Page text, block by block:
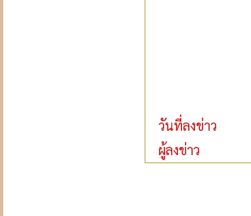
วันที่ลงข่าว
ผู้ลงข่าว